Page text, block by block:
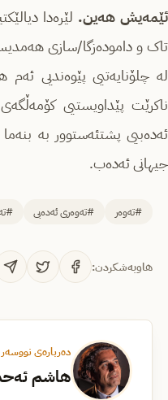
ئێمەیش هەین. لێرەدا
تاک و دامودەزگا/سازی
لە چلۆنایەتیی پێوەندیی
ناکرێت پێداویستیی
ئەدەبیی پشتئەستوور بە
جیهانی ئەدەب.
#تەوەر #تەوەری ئەدەبی
هاوبەشکردن:
دەربارەی نووسەر
هاشم